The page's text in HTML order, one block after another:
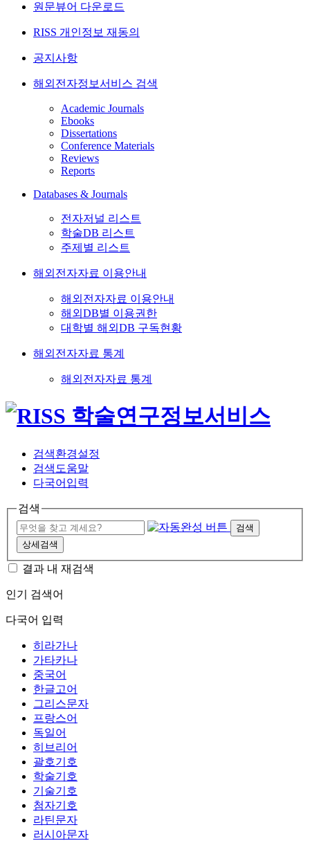
원문뷰어 다운로드
RISS 개인정보 재동의
공지사항
해외전자정보서비스 검색
Academic Journals
Ebooks
Dissertations
Conference Materials
Reviews
Reports
Databases & Journals
전자저널 리스트
학술DB 리스트
주제별 리스트
해외전자자료 이용안내
해외전자자료 이용안내
해외DB별 이용권한
대학별 해외DB 구독현황
해외전자자료 통계
해외전자자료 통계
검색환경설정
검색도움말
다국어입력
검색
검색
상세검색
결과 내 재검색
인기 검색어
다국어 입력
히라가나
가타카나
중국어
한글고어
그리스문자
프랑스어
독일어
히브리어
괄호기호
학술기호
기술기호
첨자기호
라틴문자
러시아문자